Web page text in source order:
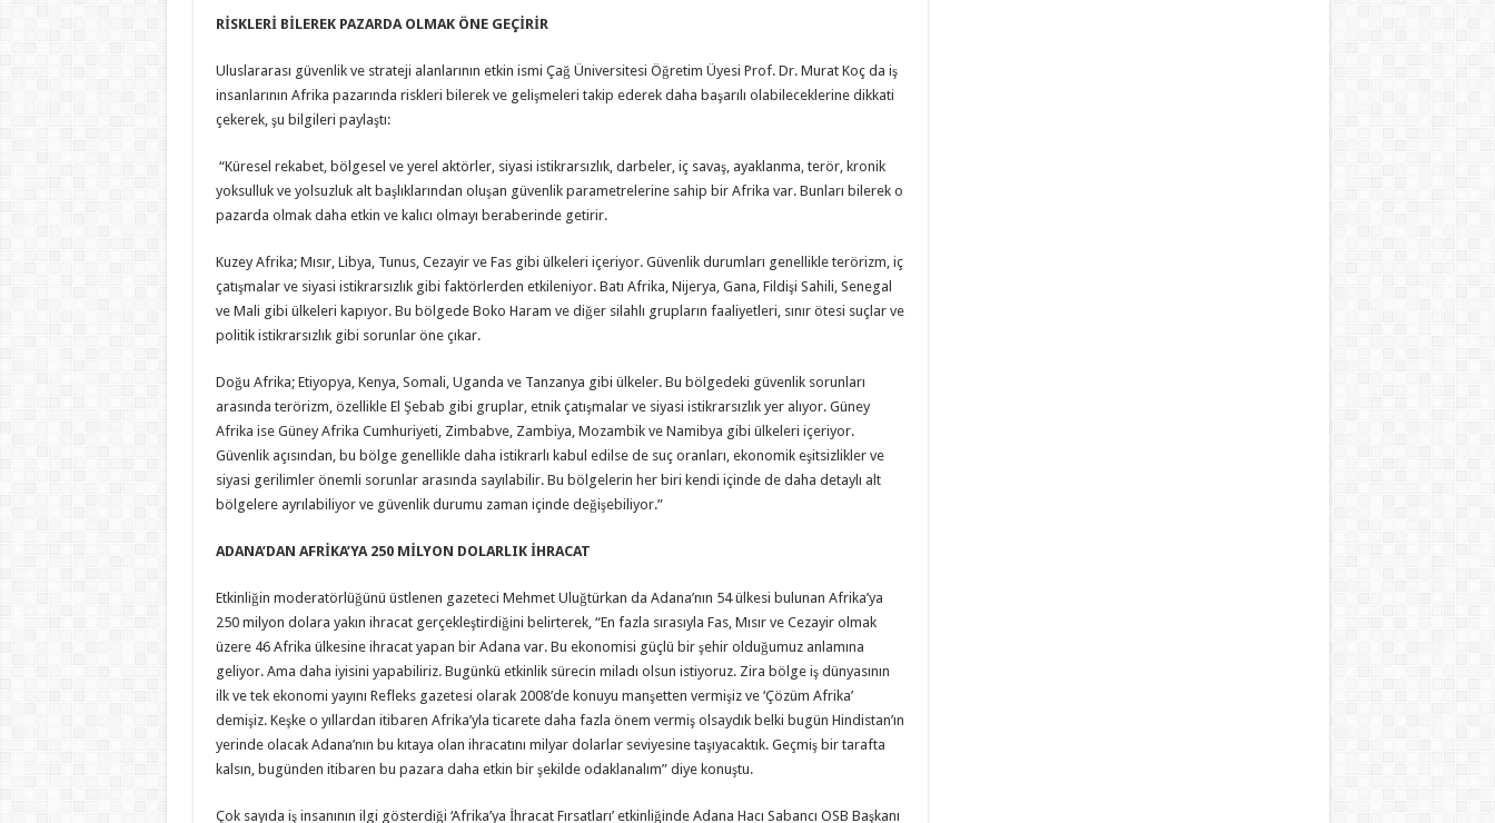
RİSKLERİ BİLEREK PAZARDA OLMAK ÖNE GEÇİRİR
Uluslararası güvenlik ve strateji alanlarının etkin ismi Çağ Üniversitesi Öğretim Üyesi Prof. Dr. Murat Koç da iş
insanlarının Afrika pazarında riskleri bilerek ve gelişmeleri takip ederek daha başarılı olabileceklerine dikkati
çekerek, şu bilgileri paylaştı:
“Küresel rekabet, bölgesel ve yerel aktörler, siyasi istikrarsızlık, darbeler, iç savaş, ayaklanma, terör, kronik
yoksulluk ve yolsuzluk alt başlıklarından oluşan güvenlik parametrelerine sahip bir Afrika var. Bunları bilerek o
pazarda olmak daha etkin ve kalıcı olmayı beraberinde getirir.
Kuzey Afrika; Mısır, Libya, Tunus, Cezayir ve Fas gibi ülkeleri içeriyor. Güvenlik durumları genellikle terörizm, iç
çatışmalar ve siyasi istikrarsızlık gibi faktörlerden etkileniyor. Batı Afrika, Nijerya, Gana, Fildişi Sahili, Senegal
ve Mali gibi ülkeleri kapıyor. Bu bölgede Boko Haram ve diğer silahlı grupların faaliyetleri, sınır ötesi suçlar ve
politik istikrarsızlık gibi sorunlar öne çıkar.
Doğu Afrika; Etiyopya, Kenya, Somali, Uganda ve Tanzanya gibi ülkeler. Bu bölgedeki güvenlik sorunları
arasında terörizm, özellikle El Şebab gibi gruplar, etnik çatışmalar ve siyasi istikrarsızlık yer alıyor. Güney
Afrika ise Güney Afrika Cumhuriyeti, Zimbabve, Zambiya, Mozambik ve Namibya gibi ülkeleri içeriyor.
Güvenlik açısından, bu bölge genellikle daha istikrarlı kabul edilse de suç oranları, ekonomik eşitsizlikler ve
siyasi gerilimler önemli sorunlar arasında sayılabilir. Bu bölgelerin her biri kendi içinde de daha detaylı alt
bölgelere ayrılabiliyor ve güvenlik durumu zaman içinde değişebiliyor.”
ADANA’DAN AFRİKA’YA 250 MİLYON DOLARLIK İHRACAT
Etkinliğin moderatörlüğünü üstlenen gazeteci Mehmet Uluğtürkan da Adana’nın 54 ülkesi bulunan Afrika’ya
250 milyon dolara yakın ihracat gerçekleştirdiğini belirterek, “En fazla sırasıyla Fas, Mısır ve Cezayir olmak
üzere 46 Afrika ülkesine ihracat yapan bir Adana var. Bu ekonomisi güçlü bir şehir olduğumuz anlamına
geliyor. Ama daha iyisini yapabiliriz. Bugünkü etkinlik sürecin miladı olsun istiyoruz. Zira bölge iş dünyasının
ilk ve tek ekonomi yayını Refleks gazetesi olarak 2008’de konuyu manşetten vermişiz ve ‘Çözüm Afrika’
demişiz. Keşke o yıllardan itibaren Afrika’yla ticarete daha fazla önem vermiş olsaydık belki bugün Hindistan’ın
yerinde olacak Adana’nın bu kıtaya olan ihracatını milyar dolarlar seviyesine taşıyacaktık. Geçmiş bir tarafta
kalsın, bugünden itibaren bu pazara daha etkin bir şekilde odaklanalım” diye konuştu.
Çok sayıda iş insanının ilgi gösterdiği ‘Afrika’ya İhracat Fırsatları’ etkinliğinde Adana Hacı Sabancı OSB Başkanı